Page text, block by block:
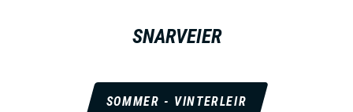
SNARVEIER
SOMMER - VINTERLEIR